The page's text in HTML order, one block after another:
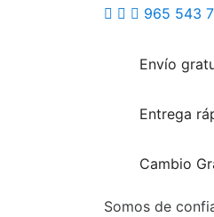
965 543
Envío
Entrega
Cambio
Somos de